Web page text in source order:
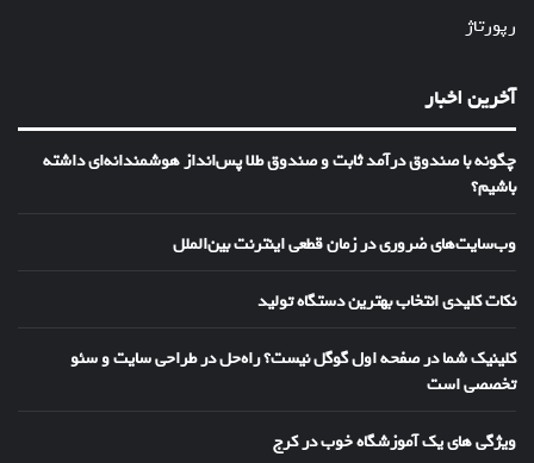
رپورتاژ
آخرین اخبار
چگونه با صندوق درآمد ثابت و صندوق طلا پس‌انداز هوشمندانه‌ای داشته
باشیم؟
وب‌سایت‌های ضروری در زمان قطعی اینترنت بین‌الملل
نکات کلیدی انتخاب بهترین دستگاه تولید
کلینیک شما در صفحه اول گوگل نیست؟ راه‌حل در طراحی سایت و سئو
تخصصی است
ویژگی های یک آموزشگاه خوب در کرج